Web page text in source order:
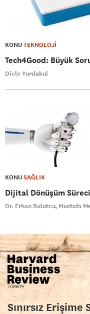
KONUTEKNOLOJİ
Tech4Good: Büyük
Dicle Yurdakul
KONUSAĞLIK
Dijital Dönüşüm
Dr. Erhan Bulutcu Mustafa
Sınırsız